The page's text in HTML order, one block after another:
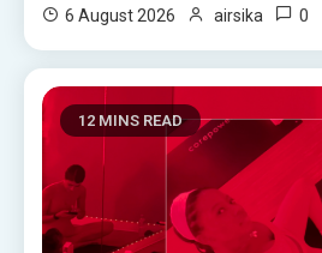
6 August 2026 airsika 0
12 MINS READ